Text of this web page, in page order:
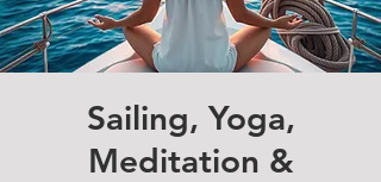
Sailing, Yoga,
Meditation &